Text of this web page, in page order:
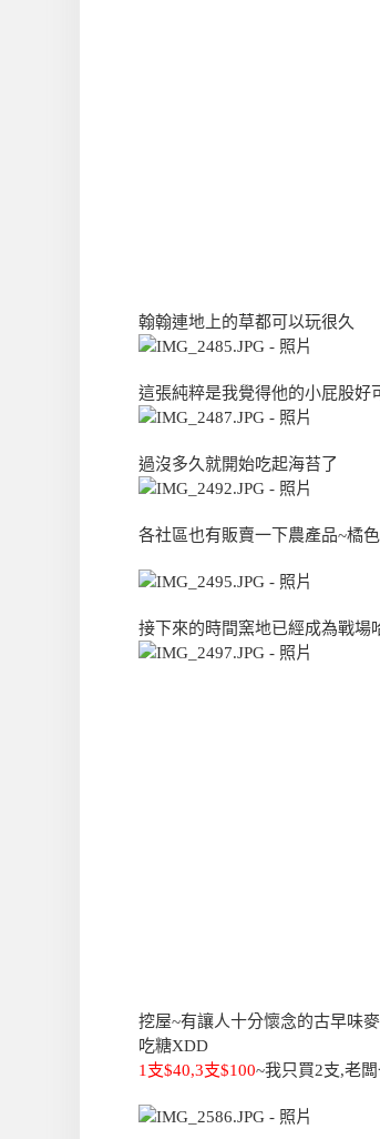
翰翰連地上的草都可以玩很久
這張純粹是我覺得他的小屁股好
過沒多久就開始吃起海苔了
各社區也有販賣一下農產品~橘
接下來的時間窯地已經成為戰
挖屋~有讓人十分懷念的古早味
吃糖XDD
1支$40,3支$100~我只買2支,老